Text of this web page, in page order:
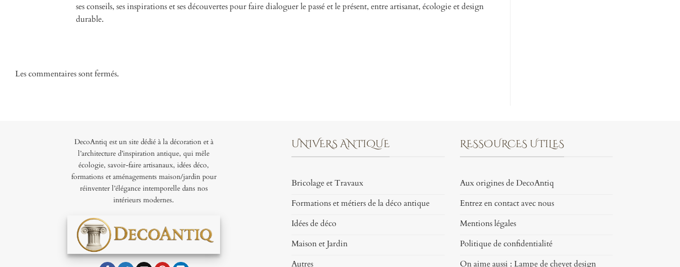
ses conseils, ses inspirations et ses découvertes pour faire dialoguer le passé et le présent, entre artisanat, écologie et design
durable.
Les commentaires sont fermés.
DecoAntiq est un site dédié à la décoration et à
l’architecture d’inspiration antique, qui mêle
écologie, savoir-faire artisanaux, idées déco,
formations et aménagements maison/jardin pour
réinventer l’élégance intemporelle dans nos
intérieurs modernes.
UNIVERS ANTIQUE
Bricolage et Travaux
Formations et métiers de la déco antique
Idées de déco
Maison et Jardin
Autres
RESSOURCES UTILES
Aux origines de DecoAntiq
Entrez en contact avec nous
Mentions légales
Politique de confidentialité
On aime aussi : Lampe de chevet design